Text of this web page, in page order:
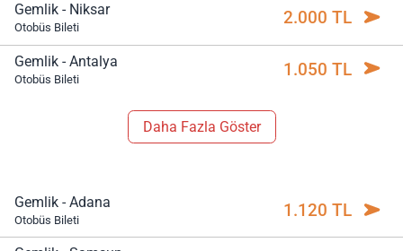
Gemlik - Niksar
Otobüs Bileti 2.000 TL
Gemlik - Antalya
Otobüs Bileti 1.050 TL
Daha Fazla Göster
Gemlik - Adana
Otobüs Bileti 1.120 TL